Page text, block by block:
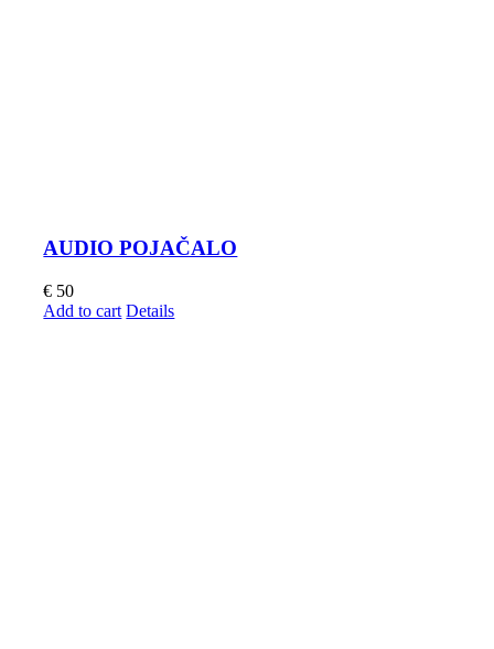
AUDIO POJAČALO
€ 50
Add to cart Details